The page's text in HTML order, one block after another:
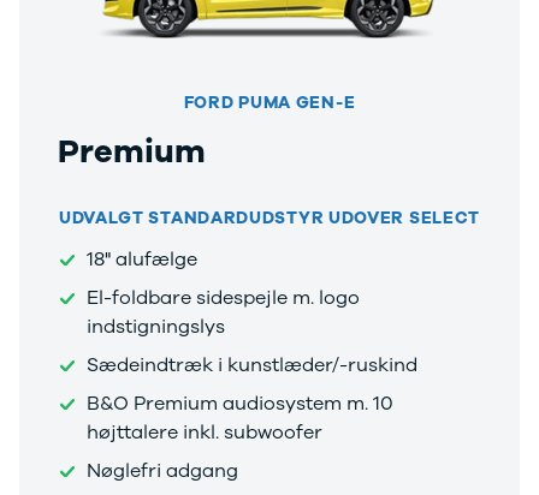
under
250.000 kr.
Se alle byer
Birkerød
Herning
Holbæk
Holstebro
Hørsholm
Kolding
Køge
Ringkøbing
Roskilde
FORD PUMA GEN-E
Premium
UDVALGT STANDARDUDSTYR UDOVER SELECT
18" alufælge
El-foldbare sidespejle m. logo
indstigningslys
Sædeindtræk i kunstlæder/-ruskind
B&O Premium audiosystem m. 10
højttalere inkl. subwoofer
Nøglefri adgang